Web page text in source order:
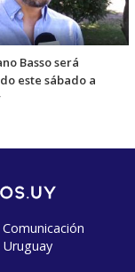
Basso será
este sábado a
Uruguay